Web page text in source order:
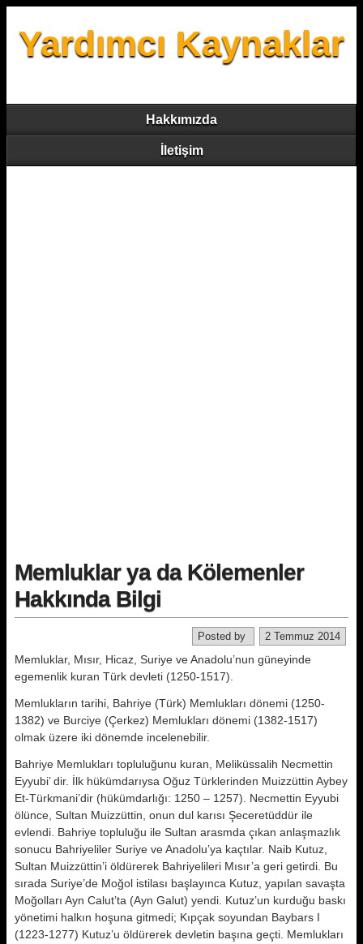
Yardımcı Kaynaklar
Hakkımızda
İletişim
Memluklar ya da Kölemenler
Hakkında Bilgi
2 Temmuz 2014
Posted by
Memluklar, Mısır, Hicaz, Suriye ve Anadolu’nun güneyinde
egemenlik kuran Türk dev­leti (1250-1517).
Memlukların tarihi, Bahriye (Türk) Memlukları dönemi (1250-
1382) ve Burciye (Çerkez) Memlukları dönemi (1382-1517)
olmak üzere iki dönemde incelenebilir.
Bahriye Memlukları topluluğunu ku­ran, Meliküssalih Necmettin
Eyyubi’ dir. İlk hükümdarıysa Oğuz Türklerin­den Muizzüttin Aybey
Et-Türkmani’dir (hükümdarlığı: 1250 – 1257). Necmettin Eyyubi
ölünce, Sultan Mu­izzüttin, onun dul karısı Şeceretüddür ile
evlendi. Bahriye topluluğu ile Sul­tan arasmda çıkan anlaşmazlık
sonu­cu Bahriyeliler Suriye ve Anadolu’ya kaçtılar. Naib Kutuz,
Sultan Muizzüttin’i öldürerek Bahriyelileri Mısır’a geri getirdi. Bu
sırada Suriye’de Mo­ğol istilası başlayınca Kutuz, yapılan savaşta
Moğolları Ayn Calut’ta (Ayn Galut) yendi. Kutuz’un kurduğu bas­kı
yönetimi halkın hoşuna gitmedi; Kıpçak soyundan Baybars I
(1223-1277) Kutuz’u öldürerek devle­tin başına geçti. Memlukları